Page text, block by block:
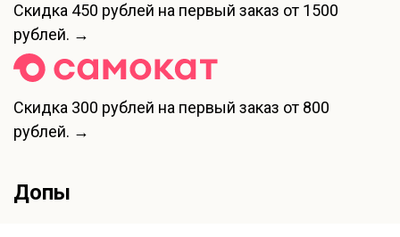
Скидка 450 рублей на первый заказ от 1500
рублей. →
Скидка 300 рублей на первый заказ от 800
рублей. →
Допы